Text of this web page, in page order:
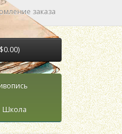
заказа
Школа